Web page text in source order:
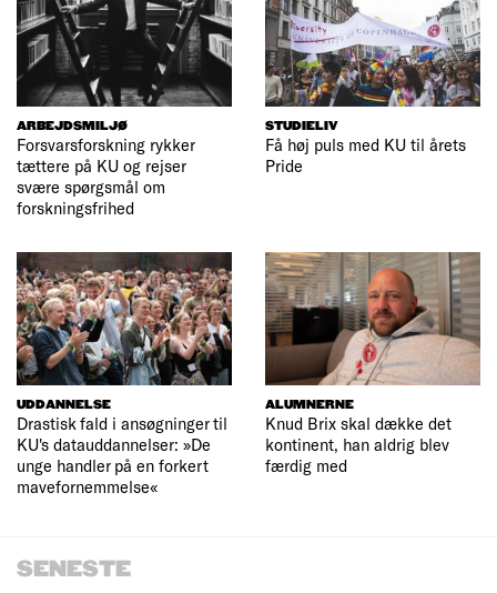
ARBEJDSMILJØ
Forsvarsforskning rykker
tættere på KU og rejser
svære spørgsmål om
forskningsfrihed
STUDIELIV
Få høj puls med KU til årets
Pride
UDDANNELSE
Drastisk fald i ansøgninger til
KU's datauddannelser: »De
unge handler på en forkert
mavefornemmelse«
ALUMNERNE
Knud Brix skal dække det
kontinent, han aldrig blev
færdig med
SENESTE